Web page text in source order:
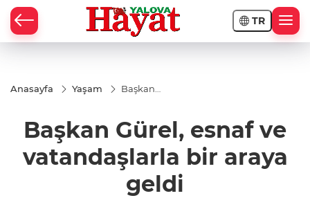
TR
Anasayfa Yaşam
Başkan
vatandaşlarla
bir araya
Başkan Gürel, esnaf ve
vatandaşlarla bir araya
geldi